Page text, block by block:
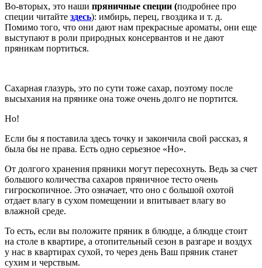
Во-вторых, это наши пряничные специи (подробнее про
специи читайте здесь): имбирь, перец, гвоздика и т. д.
Помимо того, что они дают нам прекрасные ароматы, они еще
выступают в роли природных консервантов и не дают
пряникам портиться.
Сахарная глазурь, это по сути тоже сахар, поэтому после
высыхания на прянике она тоже очень долго не портится.
Но!
Если бы я поставила здесь точку и закончила свой рассказ, я
была бы не права. Есть одно серьезное «Но».
От долгого хранения пряники могут пересохнуть. Ведь за счет
большого количества сахаров пряничное тесто очень
гигроскопичное. Это означает, что оно с большой охотой
отдает влагу в сухом помещении и впитывает влагу во
влажной среде.
То есть, если вы положите пряник в блюдце, а блюдце стоит
на столе в квартире, а отопительный сезон в разгаре и воздух
у нас в квартирах сухой, то через день Ваш пряник станет
сухим и черствым.